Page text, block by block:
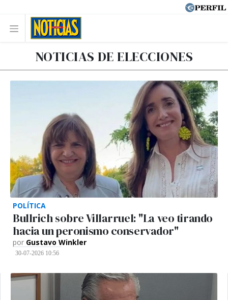
NOTICIAS DE ELECCIONES
POLÍTICA
Bullrich sobre Villarruel: "La veo tirando
hacia un peronismo conservador"
por Gustavo Winkler
30-07-2026 10:56